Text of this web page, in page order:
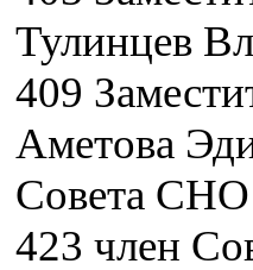
Тулинцев
409
Аметова
Совета
423 член